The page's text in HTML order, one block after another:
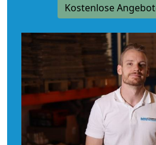
Kostenlose